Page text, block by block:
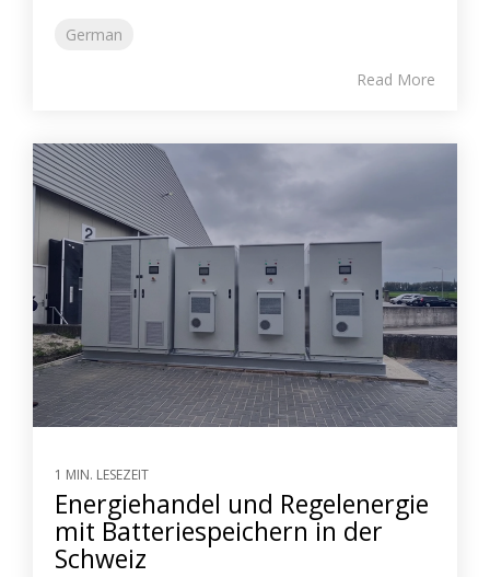
German
Read More
1 MIN. LESEZEIT
Energiehandel und Regelenergie
mit Batteriespeichern in der
Schweiz